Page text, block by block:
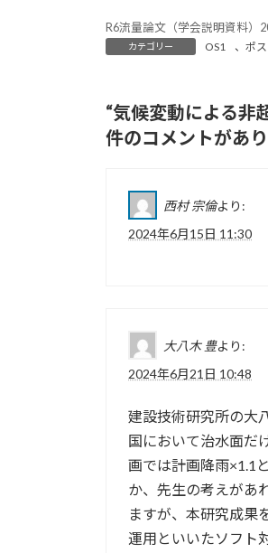
R6流量論文（学会説明資料）
カテゴリー OS1 、 ポ
“気候変動による非
件のコメントがあり
西村 宗倫より:
2024年6月15日 11:30
大八木 豊より:
2024年6月21日 10:48
建設技術研究所の大
国において治水面だ
画では計画降雨×1.1
か、先生の考えがあ
ますが、本研究成果
運用といいたソフト